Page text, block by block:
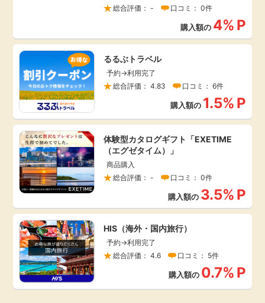
総合評価： -
口コミ： 0件
購入額の 4% P
るるぶトラベル
予約→利用完了
総合評価： 4.83
口コミ： 6件
購入額の 1.5% P
体験型カタログギフト「EXETIME
（エグゼタイム）」
商品購入
総合評価： -
口コミ： 0件
購入額の 3.5% P
HIS（海外・国内旅行）
予約→利用完了
総合評価： 4.6
口コミ： 5件
購入額の 0.7% P